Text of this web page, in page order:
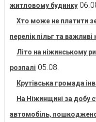
житловому будинку
Хто може не платити
перелік пільг та
Літо на ніжинському
розпалі 05.08.
Крутівська громада
На Ніжинщині за добу
автомобіль,